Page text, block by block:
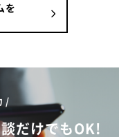
を
/
だけでもOK!